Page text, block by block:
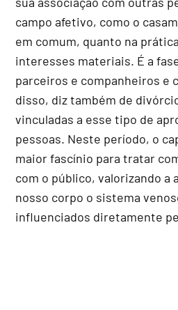
campo afetivo, como o
em comum, quanto na
interesses materiais. É a
parceiros e companheiros e
disso, diz também de
vinculadas a esse tipo de
pessoas. Neste período, o
maior fascínio para tratar
com o público, valorizando a
nosso corpo o sistema
influenciados diretamente